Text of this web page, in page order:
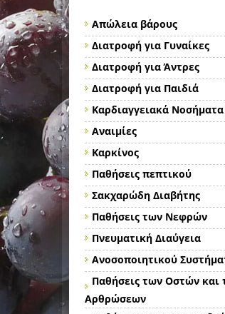
Απώλεια βάρους
Διατροφή για Γυναίκες
Διατροφή για Άντρες
Διατροφή για Παιδιά
Καρδιαγγειακά Νοσήματα
Αναιμίες
Καρκίνος
Παθήσεις πεπτικού
Σακχαρώδη Διαβήτης
Παθήσεις των Νεφρών
Πνευματική Διαύγεια
Ανοσοποιητικού
Παθήσεις των Οστών και
Αρθρώσεων